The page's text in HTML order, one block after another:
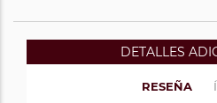
DETALLES
RESEÑA